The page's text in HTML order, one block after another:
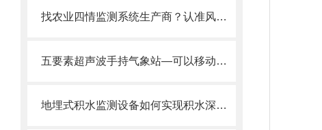
找农业四情监测系统生产商？认准风途风途：高标准农田项目验证，
五要素超声波手持气象站—可以移动的气象观测仪器2024全+境+派+送
地埋式积水监测设备如何实现积水深度实时上报+声光报警。